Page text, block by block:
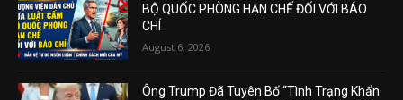
BỘ QUỐC PHÒNG HẠN CHẾ ĐỐI VỚI BÁO
CHÍ
August 6, 2026
Ông Trump Đã Tuyên Bố “Tình Trạng Khẩn